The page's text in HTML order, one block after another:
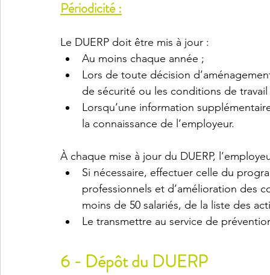
Périodicité :
Le DUERP doit être mis à jour :
Au moins chaque année ;
Lors de toute décision
de sécurité ou les conditions de
Lorsqu’une information
la connaissance de l’employeur.
À chaque mise à jour du DUERP,
Si nécessaire, effectuer celle du
professionnels et d’amélioration des
moins de 50 salariés, de la liste des
Le transmettre au service de
6 - Dépôt du DUERP